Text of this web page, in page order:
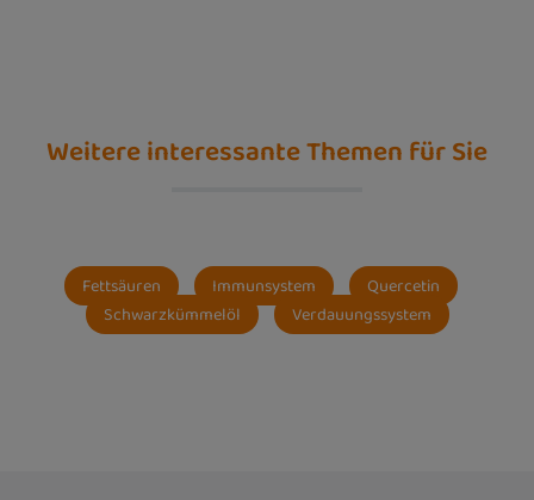
Weitere interessante Themen für Sie
Fettsäuren Immunsystem
Quercetin
Schwarzkümmelöl
Verdauungssystem